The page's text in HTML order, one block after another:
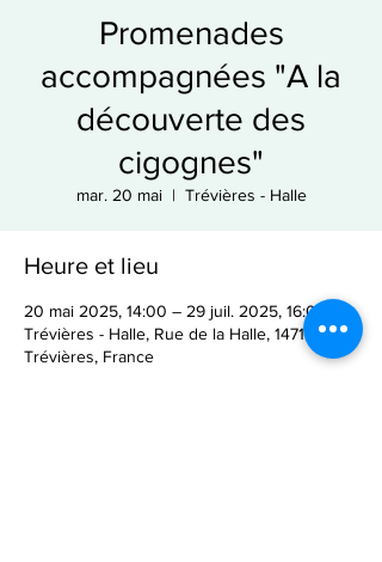
Promenades
accompagnées "A la
découverte des
cigognes"
mar. 20 mai
  |
Trévières - Halle
Heure et lieu
20 mai 2025, 14:00 – 29 juil. 2025, 16:00
Trévières - Halle, Rue de la Halle, 14710
Trévières, France